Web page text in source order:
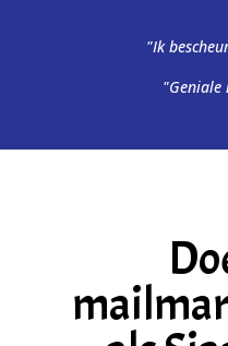
"Ik
"Geniale